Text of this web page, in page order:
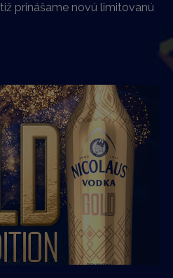
prinášame novú limitovanú